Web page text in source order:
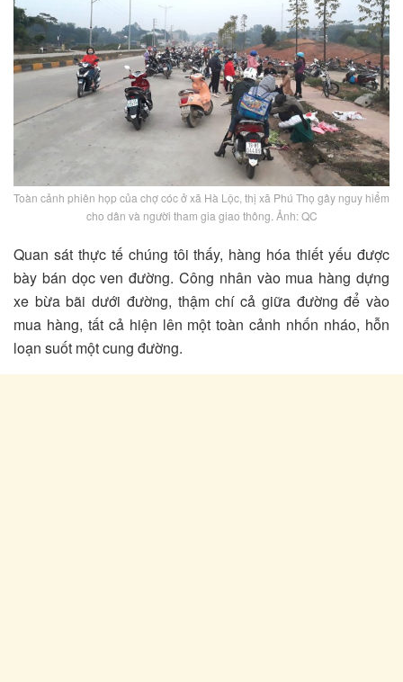
Toàn cảnh phiên họp của chợ cóc ở xã Hà Lộc, thị xã Phú Thọ gây nguy hiểm
cho dân và người tham gia giao thông. Ảnh: QC
Quan sát thực tế chúng tôi thấy, hàng hóa thiết yếu được
bày bán dọc ven đường. Công nhân vào mua hàng dựng
xe bừa bãi dưới đường, thậm chí cả giữa đường để vào
mua hàng, tất cả hiện lên một toàn cảnh nhốn nháo, hỗn
loạn suốt một cung đường.